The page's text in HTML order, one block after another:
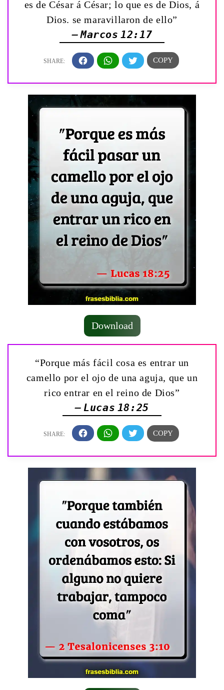
es de César á César; lo que es de Dios, á
Dios. se maravillaron de ello”
— Marcos 12:17
Download
“Porque más fácil cosa es entrar un
camello por el ojo de una aguja, que un
rico entrar en el reino de Dios”
— Lucas 18:25